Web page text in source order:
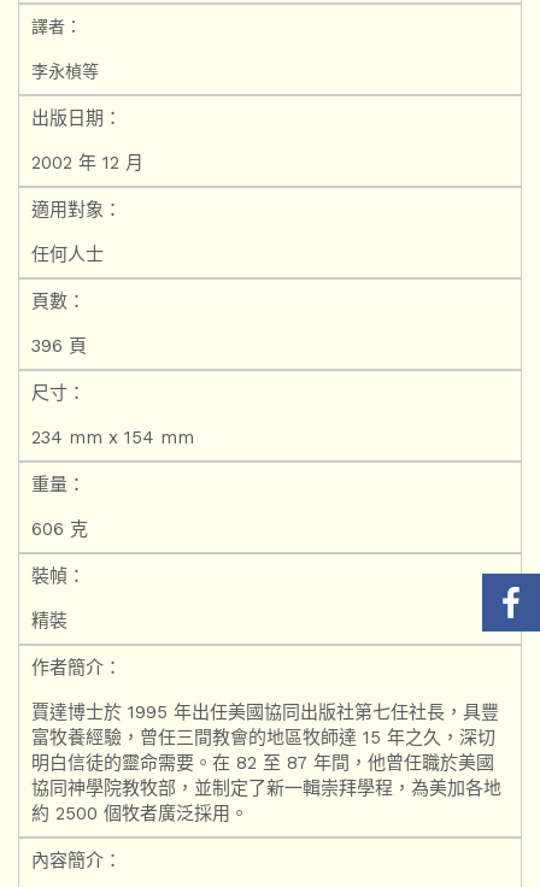
譯者：
李永楨等
出版日期：
2002 年 12 月
適用對象：
任何人士
頁數：
396 頁
尺寸：
234 mm x 154 mm
重量：
606 克
裝幀：
精裝
作者簡介：
賈達博士於 1995 年出任美國協同出版社第七任社長，具豐
富牧養經驗，曾任三間教會的地區牧師達 15 年之久，深切
明白信徒的靈命需要。在 82 至 87 年間，他曾任職於美國
協同神學院教牧部，並制定了新一輯崇拜學程，為美加各地
約 2500 個牧者廣泛採用。
內容簡介：